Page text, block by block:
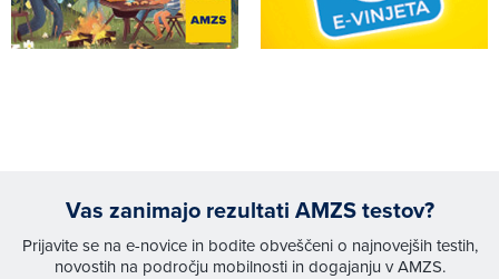
Vas zanimajo rezultati AMZS testov?
Prijavite se na e-novice in bodite obveščeni o najnovejših testih,
novostih na področju mobilnosti in dogajanju v AMZS.